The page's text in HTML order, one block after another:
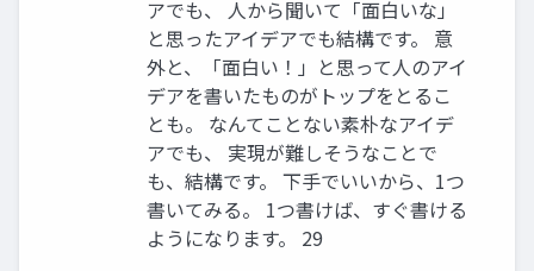
アでも、 人から聞いて「面白いな」
と思ったアイデアでも結構です。 意
外と、「面白い！」と思って人のアイ
デアを書いたものがトップをとるこ
とも。 なんてことない素朴なアイデ
アでも、 実現が難しそうなことで
も、結構です。 下手でいいから、1つ
書いてみる。 1つ書けば、すぐ書ける
ようになります。 29